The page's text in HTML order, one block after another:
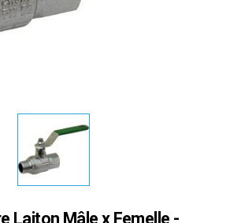
Laiton Mâle x Femelle -